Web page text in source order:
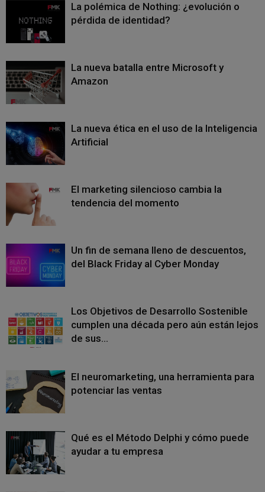
La polémica de Nothing: ¿evolución o
pérdida de identidad?
La nueva batalla entre Microsoft y
Amazon
La nueva ética en el uso de la Inteligencia
Artificial
El marketing silencioso cambia la
tendencia del momento
Un fin de semana lleno de descuentos,
del Black Friday al Cyber Monday
Los Objetivos de Desarrollo Sostenible
cumplen una década pero aún están lejos
de sus...
El neuromarketing, una herramienta para
potenciar las ventas
Qué es el Método Delphi y cómo puede
ayudar a tu empresa